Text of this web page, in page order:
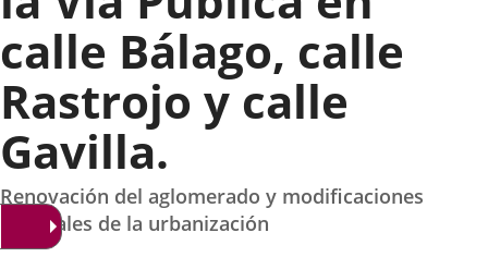
calle Bálago, calle
Rastrojo y calle
Gavilla.
Renovación del aglomerado y modificaciones
puntuales de la urbanización